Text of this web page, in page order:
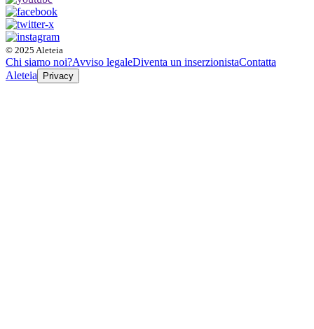
© 2025 Aleteia
Chi siamo noi?Avviso legaleDiventa un inserzionistaContatta
Aleteia
Privacy